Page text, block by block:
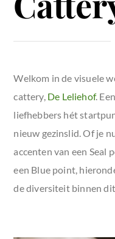
Welkom in de visuele
cattery, De Leliehof.
liefhebbers hét
nieuw gezinslid. Of je
accenten van een Seal
een Blue point,
de diversiteit binnen